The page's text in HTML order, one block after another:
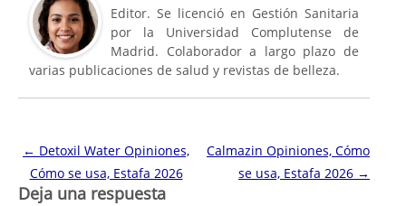
Editor. Se licenció en Gestión Sanitaria
por la Universidad Complutense de
Madrid. Colaborador a largo plazo de
varias publicaciones de salud y revistas de belleza.
Navegación de entradas
← Detoxil Water Opiniones,
Cómo se usa, Estafa 2026
Calmazin Opiniones, Cómo
se usa, Estafa 2026 →
Deja una respuesta